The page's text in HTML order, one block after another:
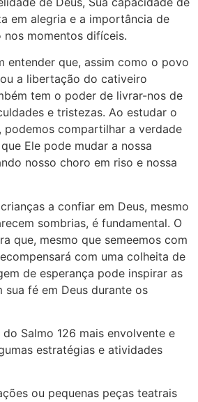
em alegria e a importância de
nos momentos difíceis.
entender que, assim como o povo
a libertação do cativeiro
tem o poder de livrar-nos de
e tristezas. Ao estudar o
podemos compartilhar a verdade
Ele pode mudar a nossa
nosso choro em riso e nossa
a confiar em Deus, mesmo
sombrias, é fundamental. O
que, mesmo que semeemos com
com uma colheita de
de esperança pode inspirar as
sua fé em Deus durante os
Salmo 126 mais envolvente e
estratégias e atividades
ou pequenas peças teatrais